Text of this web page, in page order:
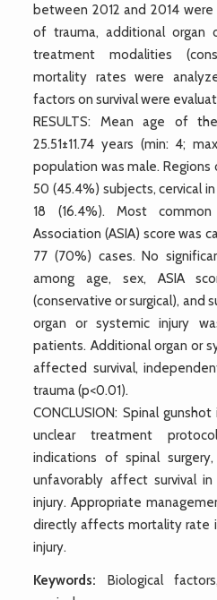
between 2012 and 2014 were
of trauma, additional organ
treatment modalities
mortality rates were
factors on survival were
RESULTS: Mean age of
25.51±11.74 years (min: 4;
population was male.
50 (45.4%) subjects, cervical
18 (16.4%). Most
Association (ASIA) score was
77 (70%) cases. No
among age, sex, ASIA
(conservative or surgical), and
organ or systemic injury
patients. Additional organ or
affected survival,
trauma (p<0.01).
CONCLUSION: Spinal
unclear treatment
indications of spinal
unfavorably affect survival
injury. Appropriate
directly affects mortality rate
injury.
Keywords: Biological